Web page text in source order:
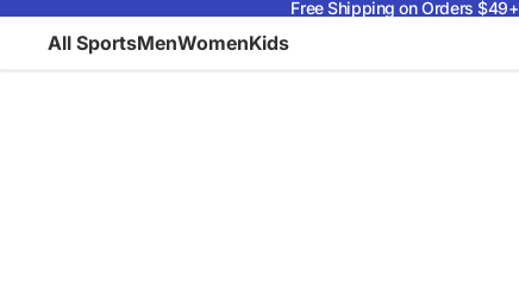
Free Shipping on Orders $49+
All SportsMenWomenKids